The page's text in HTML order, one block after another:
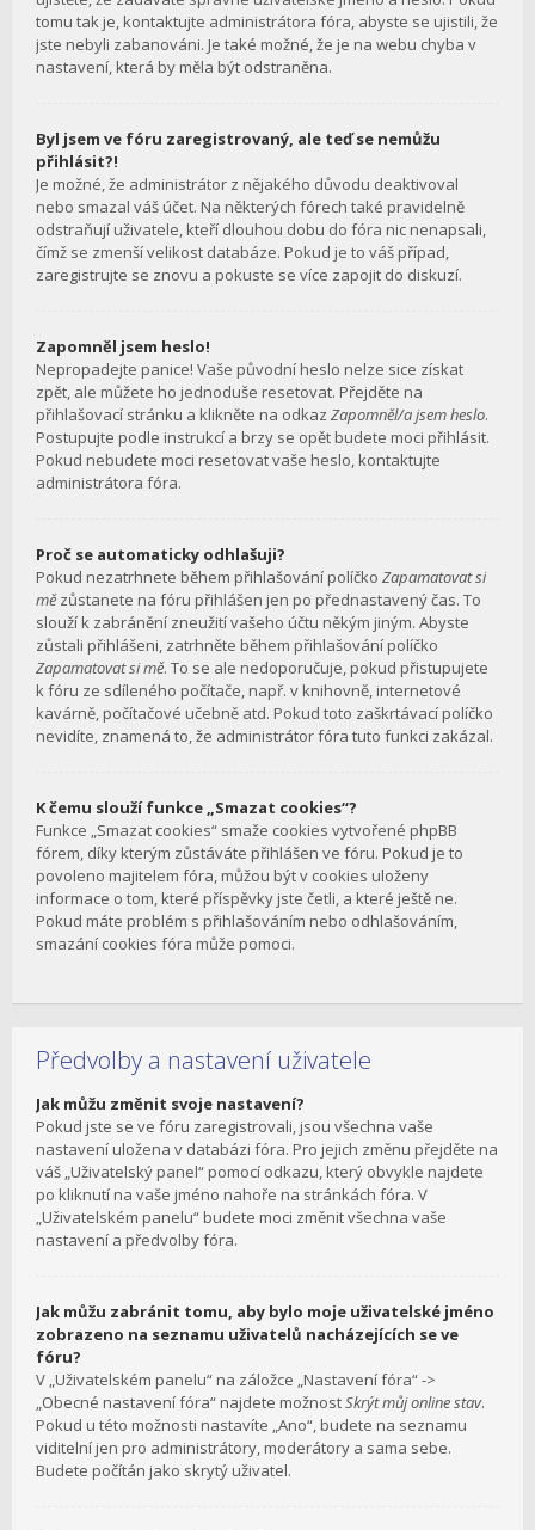
tomu tak je, kontaktujte administrátora fóra, abyste se ujistili, že
jste nebyli zabanováni. Je také možné, že je na webu chyba v
nastavení, která by měla být odstraněna.
Byl jsem ve fóru zaregistrovaný, ale teď se nemůžu
přihlásit?!
Je možné, že administrátor z nějakého důvodu deaktivoval
nebo smazal váš účet. Na některých fórech také pravidelně
odstraňují uživatele, kteří dlouhou dobu do fóra nic nenapsali,
čímž se zmenší velikost databáze. Pokud je to váš případ,
zaregistrujte se znovu a pokuste se více zapojit do diskuzí.
Zapomněl jsem heslo!
Nepropadejte panice! Vaše původní heslo nelze sice získat
zpět, ale můžete ho jednoduše resetovat. Přejděte na
přihlašovací stránku a klikněte na odkaz Zapomněl/a jsem heslo.
Postupujte podle instrukcí a brzy se opět budete moci přihlásit.
Pokud nebudete moci resetovat vaše heslo, kontaktujte
administrátora fóra.
Proč se automaticky odhlašuji?
Pokud nezatrhnete během přihlašování políčko Zapamatovat si
mězůstanete na fóru přihlášen jen po přednastavený čas. To
slouží k zabránění zneužití vašeho účtu někým jiným. Abyste
zůstali přihlášeni, zatrhněte během přihlašování políčko
Zapamatovat si mě. To se ale nedoporučuje, pokud přistupujete
k fóru ze sdíleného počítače, např. v knihovně, internetové
kavárně, počítačové učebně atd. Pokud toto zaškrtávací políčko
nevidíte, znamená to, že administrátor fóra tuto funkci zakázal.
K čemu slouží funkce „Smazat cookies“?
Funkce „Smazat cookies“ smaže cookies vytvořené phpBB
fórem, díky kterým zůstáváte přihlášen ve fóru. Pokud je to
povoleno majitelem fóra, můžou být v cookies uloženy
informace o tom, které příspěvky jste četli, a které ještě ne.
Pokud máte problém s přihlašováním nebo odhlašováním,
smazání cookies fóra může pomoci.
Předvolby a nastavení uživatele
Jak můžu změnit svoje nastavení?
Pokud jste se ve fóru zaregistrovali, jsou všechna vaše
nastavení uložena v databázi fóra. Pro jejich změnu přejděte na
váš „Uživatelský panel“ pomocí odkazu, který obvykle najdete
po kliknutí na vaše jméno nahoře na stránkách fóra. V
„Uživatelském panelu“ budete moci změnit všechna vaše
nastavení a předvolby fóra.
Jak můžu zabránit tomu, aby bylo moje uživatelské jméno
zobrazeno na seznamu uživatelů nacházejících se ve
fóru?
V „Uživatelském panelu“ na záložce „Nastavení fóra“ ->
„Obecné nastavení fóra“ najdete možnostSkrýt můj online stav.
Pokud u této možnosti nastavíte „Ano“, budete na seznamu
viditelní jen pro administrátory, moderátory a sama sebe.
Budete počítán jako skrytý uživatel.